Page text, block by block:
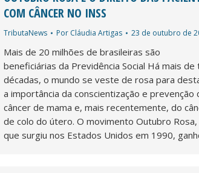
COM CÂNCER NO INSS
TributaNews Por Cláudia Artigas 23 de outubro de
Mais de 20 milhões de brasileiras são
beneficiárias da Previdência Social Há mais de
décadas, o mundo se veste de rosa para
a importância da conscientização e prevenção
câncer de mama e, mais recentemente, do
de colo do útero. O movimento Outubro Rosa,
que surgiu nos Estados Unidos em 1990,